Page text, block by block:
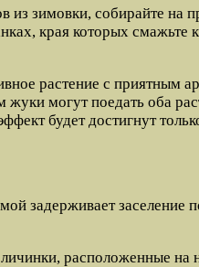
из зимовки, собирайте
края которых
растение с приятным
могут поедать оба
будет достигнут
задерживает
расположенные на